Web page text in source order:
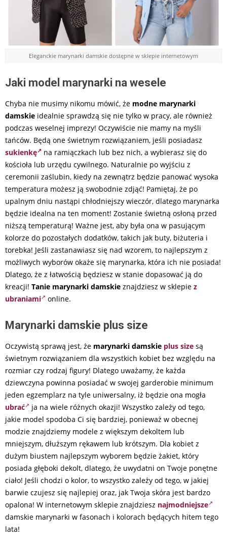
Eleganckie marynarki damskie dostępne w sklepie internetowym
Jaki model marynarki na wesele
Chyba nie musimy nikomu mówić, że modne marynarki
damskie idealnie sprawdzą się nie tylko w pracy, ale również
podczas weselnej imprezy! Oczywiście nie mamy na myśli
tańców. Będą one świetnym rozwiązaniem, jeśli posiadasz
sukienkę
na ramiączkach lub bez nich, a wybierasz się do
kościoła lub urzędu cywilnego. Naturalnie po wyjściu z
ceremonii zaślubin, kiedy na zewnątrz będzie panować wysoka
temperatura możesz ją swobodnie zdjąć! Pamiętaj, że po
upalnym dniu nastąpi chłodniejszy wieczór, dlatego marynarka
będzie idealna na ten moment! Zostanie świetną osłoną przed
niższą temperaturą! Ważne jest, aby była ona w pasującym
kolorze do pozostałych dodatków, takich jak buty, biżuteria i
torebka! Jeśli zastanawiasz się nad wzorem, to najlepszym z
możliwych wyborów okaże się marynarka, która ich nie posiada!
Dlatego, że z łatwością będziesz w stanie dopasować ją do
kreacji! Tanie marynarki damskie znajdziesz w sklepie z
ubraniami
online.
Marynarki damskie plus size
Oczywistą sprawą jest, że marynarki damskie plus size są
świetnym rozwiązaniem dla wszystkich kobiet bez względu na
rozmiar czy rodzaj figury! Dlatego uważamy, że każda
dziewczyna powinna posiadać w swojej garderobie minimum
jeden egzemplarz na tyle uniwersalny, iż będzie ona mogła
ubrać
ja na wiele różnych okazji! Wszystko zależy od tego,
jakie model spodoba Ci się bardziej, ponieważ w obecnej
modzie znajdziemy modele z większym dekoltem lub
mniejszym, dłuższym rękawem lub krótszym. Dla kobiet z
dużym biustem najlepszym wyborem będzie żakiet, który
posiada głęboki dekolt, dlatego, że uwydatni on Twoje ponętne
ciało! Jeśli chodzi o kolor, to wszystko zależy od tego, w jakiej
barwie czujesz się najlepiej oraz, jak Twoja skóra jest bardzo
opalona! W internetowym sklepie znajdziesz najmodniejsze
damskie marynarki w fasonach i kolorach będących hitem tego
lata!